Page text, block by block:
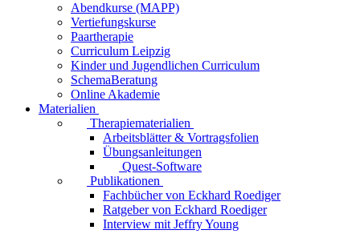
Abendkurse (MAPP)
Vertiefungskurse
Paartherapie
Curriculum Leipzig
Kinder und Jugendlichen Curriculum
SchemaBeratung
Online Akademie
Materialien
Therapiematerialien
Arbeitsblätter & Vortragsfolien
Übungsanleitungen
Quest-Software
Publikationen
Fachbücher von Eckhard Roediger
Ratgeber von Eckhard Roediger
Interview mit Jeffry Young